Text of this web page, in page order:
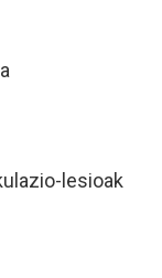
lesioak